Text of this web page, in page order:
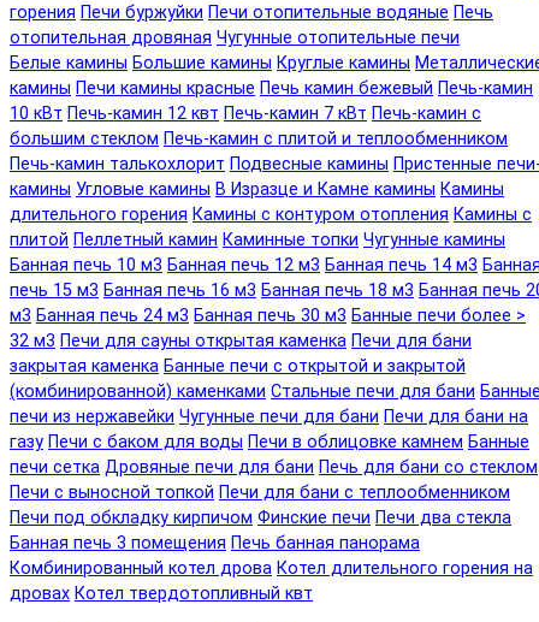
горения Печи буржуйки Печи отопительные водяные Печь
отопительная дровяная Чугунные отопительные печи
Белые камины Большие камины Круглые камины
камины Печи камины красные Печь камин бежевый Печь-камин
10 кВт Печь-камин 12 квт Печь-камин 7 кВт Печь-камин с
большим стеклом Печь-камин с плитой и теплообменником
Печь-камин талькохлорит Подвесные камины Пристенные
камины Угловые камины В Изразце и Камне камины Камины
длительного горения Камины с контуром отопления Камины с
плитой Пеллетный камин Каминные топки Чугунные камины
Банная печь 10 м3 Банная печь 12 м3 Банная печь 14 м3
печь 15 м3 Банная печь 16 м3 Банная печь 18 м3 Банная печь
м3 Банная печь 24 м3 Банная печь 30 м3 Банные печи более >
32 м3 Печи для сауны открытая каменка Печи для бани
закрытая каменка Банные печи с открытой и закрытой
(комбинированной) каменками Стальные печи для бани
печи из нержавейки Чугунные печи для бани Печи для бани на
газу Печи с баком для воды Печи в облицовке камнем Банные
печи сетка Дровяные печи для бани Печь для бани со стеклом
Печи с выносной топкой Печи для бани с теплообменником
Печи под обкладку кирпичом Финские печи Печи два стекла
Банная печь 3 помещения Печь банная панорама
Комбинированный котел дрова Котел длительного горения на
дровах Котел твердотопливный квт